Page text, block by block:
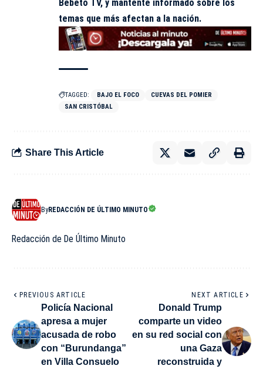
Bebeto TV, y mantente informado sobre los
temas que más afectan a la nación.
TAGGED: BAJO EL FOCO
CUEVAS DEL POMIER
SAN CRISTÓBAL
Share This Article
ByREDACCIÓN DE ÚLTIMO MINUTO
Redacción de De Último Minuto
PREVIOUS ARTICLE
Policía Nacional
apresa a mujer
acusada de robo
con “Burundanga”
en Villa Consuelo
NEXT ARTICLE
Donald Trump
comparte un video
en su red social con
una Gaza
reconstruida y